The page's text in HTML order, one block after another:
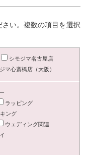
い。複数の項目を選択
シモジマ名古屋店
マ心斎橋店（大阪）
ラッピング
ング
ウェディング関連